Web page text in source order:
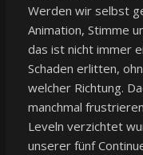
Werden wir selbst
Animation, Stimme
das ist nicht immer
Schaden erlitten,
welcher Richtung.
manchmal
Leveln verzichtet
unserer fünf